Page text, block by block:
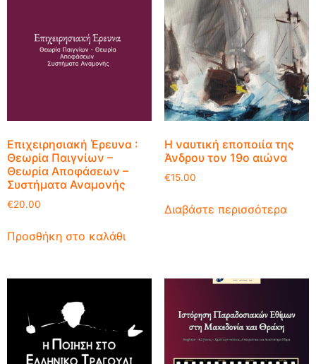
Επιχειρησιακή Έρευνα :
Θεωρία Παιγνίων –
Θεωρία Αποφάσεων –
Συστήματα Αναμονής
€20.00
Προσθήκη στο καλάθι
Η ναυτική εποποιία της
Άνδρου τον 19ο αιώνα
€15.00
Διαβάστε περισσότερα